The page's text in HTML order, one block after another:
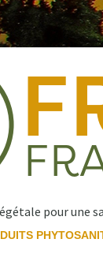
pour une